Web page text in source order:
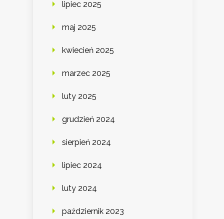
lipiec 2025
maj 2025
kwiecień 2025
marzec 2025
luty 2025
grudzień 2024
sierpień 2024
lipiec 2024
luty 2024
październik 2023